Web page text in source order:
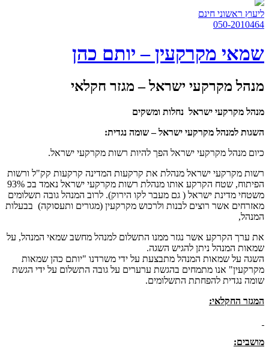
ליעוץ ראשוני חינם
050-2010464
שמאי מקרקעין – יותם כהן
מנהל מקרקעי ישראל – מגזר חקלאי
מנהל מקרקעי ישראל נחלות ומשקים
השגות למנהל מקרקעי ישראל – שומה נגדית:
כיום מנהל מקרקעי ישראל הפך להיות רשות מקרקעי ישראל.
רשות מקרקעי ישראל מנהלת את קרקעות המדינה קרקעות קק"ל ורשות
הפיתוח, שטח הקרקע אותו מנהלת רשות מקרקעי ישראל נאמד בכ 93%
משטחי מדינת ישראל ( גם מעבר לקו הירוק). לרוב המנהל גובה תשלומים
מאזרחים אשר רוצים לבנות ולרכוש מקרקעין (מגורים ותעסוקה) בבעלות
המנהל,
את ערך הקרקע אשר נגזר ממנו התשלום למנהל מחשב שמאי המנהל, על
שמאות המנהל ניתן להגיש השגה.
השגה על שמאות המנהל מתבצעת על ידי משרדנו "יותם כהן שמאות
מקרקעין" אנו מתמחים בהגשת ערערים על גובה התשלום על ידי הגשת
שומה נגדית להפחתת התשלומים.
המגזר החקלאי:
מושבים: